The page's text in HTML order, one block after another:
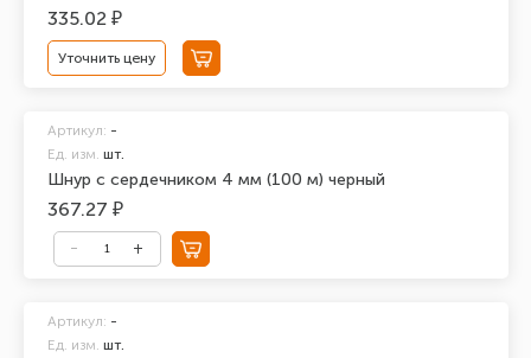
335.02 ₽
Уточнить цену
Шнур с сердечником 4 мм (100 м) черный
Артикул: -
Ед. изм. шт.
367.27 ₽
Артикул: -
Ед. изм. шт.